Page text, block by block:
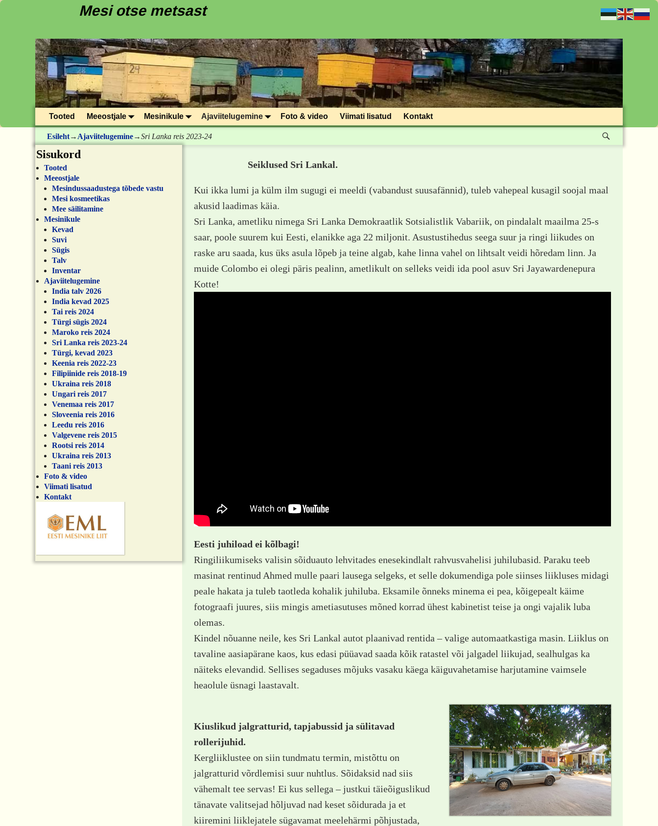
Mesi otse metsast
Tooted Meeostjale Mesinikule Ajaviitelugemine Foto & video Viimati lisatud Kontakt
Esileht→ Ajaviitelugemine→Sri Lanka reis 2023-24
Seiklused Sri Lankal.
Kui ikka lumi ja külm ilm sugugi ei meeldi (vabandust suusafännid), tuleb vahepeal kusagil soojal maal
akusid laadimas käia.
Sri Lanka, ametliku nimega Sri Lanka Demokraatlik Sotsialistlik Vabariik, on pindalalt maailma 25-s
saar, poole suurem kui Eesti, elanikke aga 22 miljonit. Asustustihedus seega suur ja ringi liikudes on
raske aru saada, kus üks asula lõpeb ja teine algab, kahe linna vahel on lihtsalt veidi hõredam linn. Ja
muide Colombo ei olegi päris pealinn, ametlikult on selleks veidi ida pool asuv Sri Jayawardenepura
Kotte!
Eesti juhiload ei kõlbagi!
Ringiliikumiseks valisin sõiduauto lehvitades enesekindlalt rahvusvahelisi juhilubasid. Paraku teeb
masinat rentinud Ahmed mulle paari lausega selgeks, et selle dokumendiga pole siinses liikluses midagi
peale hakata ja tuleb taotleda kohalik juhiluba. Eksamile õnneks minema ei pea, kõigepealt käime
fotograafi juures, siis mingis ametiasutuses mõned korrad ühest kabinetist teise ja ongi vajalik luba
olemas.
Kindel nõuanne neile, kes Sri Lankal autot plaanivad rentida – valige automaatkastiga masin. Liiklus on
tavaline aasiapärane kaos, kus edasi püüavad saada kõik ratastel või jalgadel liikujad, sealhulgas ka
näiteks elevandid. Sellises segaduses mõjuks vasaku käega käiguvahetamise harjutamine vaimsele
heaolule üsnagi laastavalt.
Kiuslikud jalgratturid, tapjabussid ja sülitavad
rollerijuhid.
Kergliiklustee on siin tundmatu termin, mistõttu on
jalgratturid võrdlemisi suur nuhtlus. Sõidaksid nad siis
vähemalt tee servas! Ei kus sellega – justkui täieõiguslikud
tänavate valitsejad hõljuvad nad keset sõidurada ja et
kiiremini liiklejatele sügavamat meelehärmi põhjustada,
Sisukord
Tooted
Meeostjale
Mesindussaadustega tõbede vastu
Mesi kosmeetikas
Mee säilitamine
Mesinikule
Kevad
Suvi
Sügis
Talv
Inventar
Ajaviitelugemine
India talv 2026
India kevad 2025
Tai reis 2024
Türgi sügis 2024
Maroko reis 2024
Sri Lanka reis 2023-24
Türgi, kevad 2023
Keenia reis 2022-23
Filipiinide reis 2018-19
Ukraina reis 2018
Ungari reis 2017
Venemaa reis 2017
Sloveenia reis 2016
Leedu reis 2016
Valgevene reis 2015
Rootsi reis 2014
Ukraina reis 2013
Taani reis 2013
Foto & video
Viimati lisatud
Kontakt